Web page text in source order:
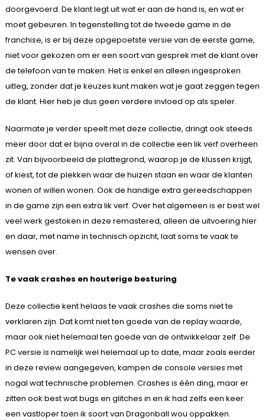
doorgevoerd. De klant legt uit wat er aan de hand is, en wat er
moet gebeuren. In tegenstelling tot de tweede game in de
franchise, is er bij deze opgepoetste versie van de eerste game,
niet voor gekozen om er een soort van gesprek met de klant over
de telefoon van te maken. Het is enkel en alleen ingesproken
uitleg, zonder dat je keuzes kunt maken wat je gaat zeggen tegen
de klant. Hier heb je dus geen verdere invloed op als speler.
Naarmate je verder speelt met deze collectie, dringt ook steeds
meer door dat er bijna overal in de collectie een lik verf overheen
zit. Van bijvoorbeeld de plattegrond, waarop je de klussen krijgt,
of kiest, tot de plekken waar de huizen staan en waar de klanten
wonen of willen wonen. Ook de handige extra gereedschappen
in de game zijn een extra lik verf. Over het algemeen is er best wel
veel werk gestoken in deze remastered, alleen de uitvoering hier
en daar, met name in technisch opzicht, laat soms te vaak te
wensen over.
Te vaak crashes en houterige besturing
Deze collectie kent helaas te vaak crashes die soms niet te
verklaren zijn. Dat komt niet ten goede van de replay waarde,
maar ook niet helemaal ten goede van de ontwikkelaar zelf. De
PC versie is namelijk wel helemaal up to date, maar zoals eerder
in deze review aangegeven, kampen de console versies met
nogal wat technische problemen. Crashes is één ding, maar er
zitten ook best wat bugs en glitches in en ik had zelfs een keer
een vastloper toen ik soort van Dragonball wou oppakken.